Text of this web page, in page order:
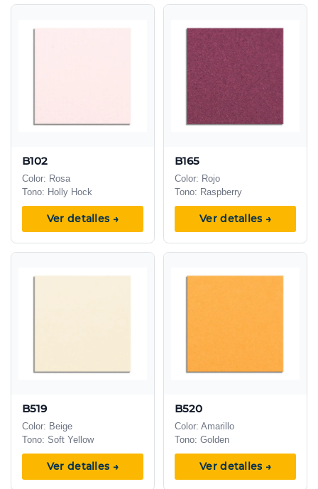
B102
Color: Rosa
Tono: Holly Hock
Ver detalles →
B165
Color: Rojo
Tono: Raspberry
Ver detalles →
B519
Color: Beige
Tono: Soft Yellow
Ver detalles →
B520
Color: Amarillo
Tono: Golden
Ver detalles →